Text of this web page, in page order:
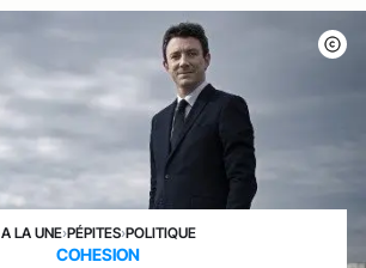
A LA UNE›PÉPITES›POLITIQUE
COHESION